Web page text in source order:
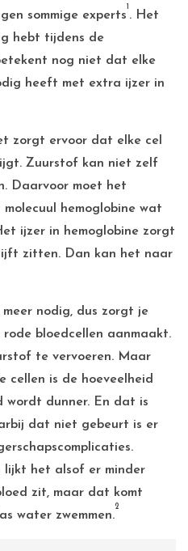
sommige experts
1
. Het
hebt tijdens de
nog niet dat elke
heeft met extra ijzer in
zorgt ervoor dat elke cel
Zuurstof kan niet zelf
Daarvoor moet het
hemoglobine wat
ijzer in hemoglobine zorgt
zitten. Dan kan het naar
meer nodig, dus zorgt je
bloedcellen aanmaakt.
te vervoeren. Maar
is de hoeveelheid
wordt dunner. En dat is
dat niet gebeurt is er
lijkt het alsof er minder
zit, maar dat komt
water zwemmen.
2